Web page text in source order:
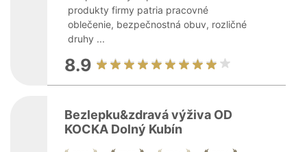
produkty firmy patria pracovné
oblečenie, bezpečnostná obuv, rozličné
druhy ...
8.9
Bezlepku&zdravá výživa OD
KOCKA Dolný Kubín